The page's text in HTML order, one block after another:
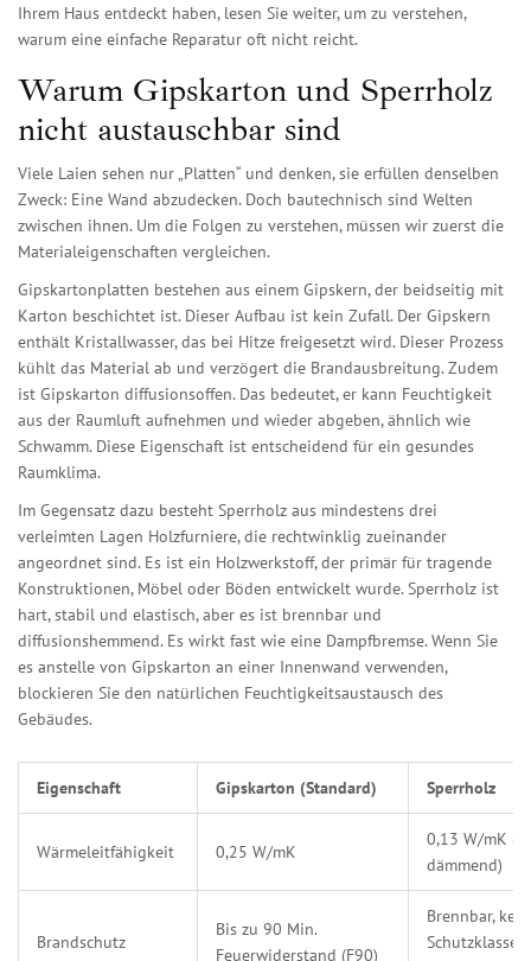
Ihrem Haus entdeckt haben, lesen Sie weiter, um zu verstehen,
warum eine einfache Reparatur oft nicht reicht.
Warum Gipskarton und Sperrholz
nicht austauschbar sind
Viele Laien sehen nur „Platten“ und denken, sie erfüllen denselben
Zweck: Eine Wand abzudecken. Doch bautechnisch sind Welten
zwischen ihnen. Um die Folgen zu verstehen, müssen wir zuerst die
Materialeigenschaften vergleichen.
Gipskartonplatten bestehen aus einem Gipskern, der beidseitig mit
Karton beschichtet ist. Dieser Aufbau ist kein Zufall. Der Gipskern
enthält Kristallwasser, das bei Hitze freigesetzt wird. Dieser Prozess
kühlt das Material ab und verzögert die Brandausbreitung. Zudem
ist Gipskarton diffusionsoffen. Das bedeutet, er kann Feuchtigkeit
aus der Raumluft aufnehmen und wieder abgeben, ähnlich wie
Schwamm. Diese Eigenschaft ist entscheidend für ein gesundes
Raumklima.
Im Gegensatz dazu besteht Sperrholz aus mindestens drei
verleimten Lagen Holzfurniere, die rechtwinklig zueinander
angeordnet sind. Es ist ein Holzwerkstoff, der primär für tragende
Konstruktionen, Möbel oder Böden entwickelt wurde. Sperrholz ist
hart, stabil und elastisch, aber es ist brennbar und
diffusionshemmend. Es wirkt fast wie eine Dampfbremse. Wenn Sie
es anstelle von Gipskarton an einer Innenwand verwenden,
blockieren Sie den natürlichen Feuchtigkeitsaustausch des
Gebäudes.
Eigenschaft Gipskarton (Standard) Sperrholz
Wärmeleitfähigkeit 0,25 W/mK
0,13 W/mK
dämmend)
Brandschutz
Bis zu 90 Min.
Feuerwiderstand (F90)
Brennbar,
Schutzklasse